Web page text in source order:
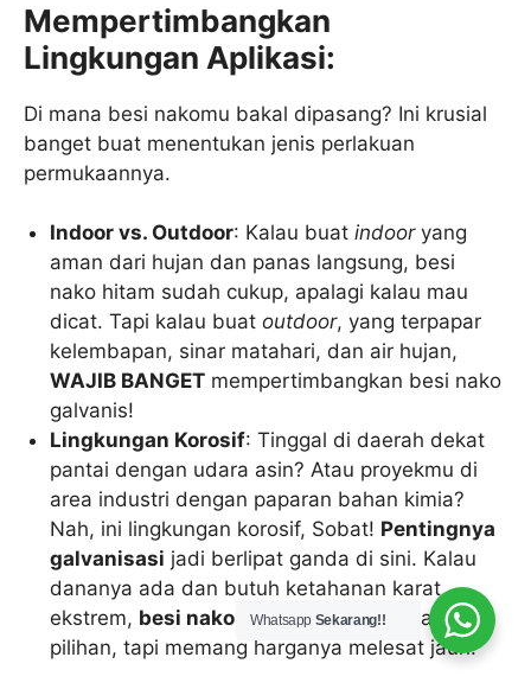
Mempertimbangkan
Lingkungan Aplikasi:
Di mana besi nakomu bakal dipasang? Ini krusial
banget buat menentukan jenis perlakuan
permukaannya.
Indoor vs. Outdoor: Kalau buatindooryang
aman dari hujan dan panas langsung, besi
nako hitam sudah cukup, apalagi kalau mau
dicat. Tapi kalau buatoutdoor, yang terpapar
kelembapan, sinar matahari, dan air hujan,
WAJIB BANGET mempertimbangkan besi nako
galvanis!
Lingkungan Korosif: Tinggal di daerah dekat
pantai dengan udara asin? Atau proyekmu di
area industri dengan paparan bahan kimia?
Nah, ini lingkungan korosif, Sobat! Pentingnya
galvanisasi jadi berlipat ganda di sini. Kalau
dananya ada dan butuh ketahanan karat
ekstrem, besi nako stainless steel bisa jadi
pilihan, tapi memang harganya melesat jauh.
Whatsapp Sekarang!!